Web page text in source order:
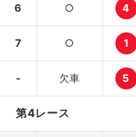
6 ○ 4
7 ○ 1
- 欠車 5
第4レース